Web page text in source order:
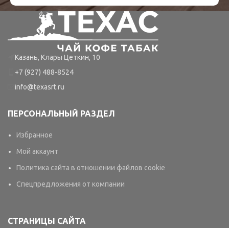
Казань, Клары Цеткин, 10
+7 (927) 488-8524
info@texasrt.ru
ПЕРСОНАЛЬНЫЙ РАЗДЕЛ
Избранное
Мой аккаунт
Политика сайта в отношении файлов cookie
Спецпредложения от компании
СТРАНИЦЫ САЙТА